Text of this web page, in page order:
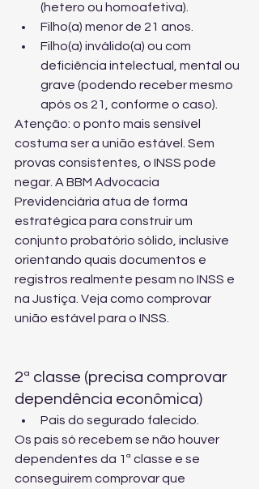
(hetero ou homoafetiva).
Filho(a) menor de 21 anos.
Filho(a) inválido(a) ou com
deficiência intelectual, mental ou
grave (podendo receber mesmo
após os 21, conforme o caso).
Atenção: o ponto mais sensível
costuma ser a união estável. Sem
provas consistentes, o INSS pode
negar. A BBM Advocacia
Previdenciária atua de forma
estratégica para construir um
conjunto probatório sólido, inclusive
orientando quais documentos e
registros realmente pesam no INSS e
na Justiça. Veja como comprovar
união estável para o INSS
2ª classe (precisa comprovar
dependência econômica)
Pais do segurado falecido.
Os pais só recebem se não houver
dependentes da 1ª classe e se
conseguirem comprovar que